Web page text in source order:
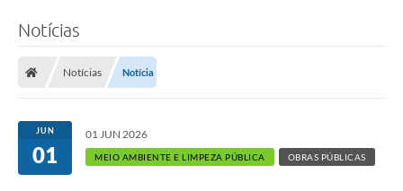
Departamentos
Câmara Municipal
Notícias
Notícias Notícia
JUN
01
01 JUN 2026
MEIO AMBIENTE E LIMPEZA PÚBLICA OBRAS PÚBLICAS